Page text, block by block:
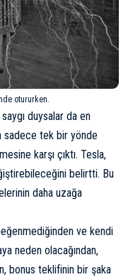
otururken.
duysalar da en
sadece tek bir yönde
karşı çıktı. Tesla,
belirtti. Bu
daha uzağa
ve kendi
neden olacağından,
bonus teklifinin bir şaka